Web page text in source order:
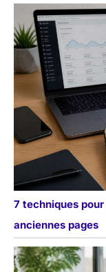
7 techniques
anciennes pages